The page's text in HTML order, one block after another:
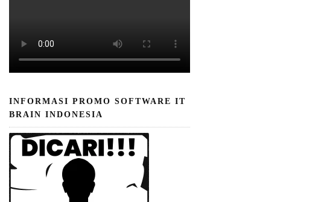
INFORMASI PROMO SOFTWARE IT
BRAIN INDONESIA